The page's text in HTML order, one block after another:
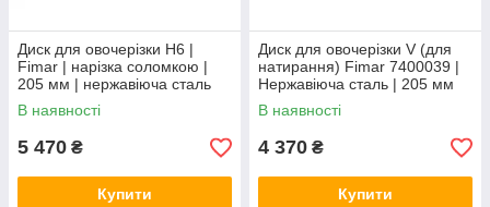
Диск для овочерізки H6 |
Fimar | нарізка соломкою |
205 мм | нержавіюча сталь
В наявності
5 470 ₴
Купити
Диск для овочерізки V (для
натирання) Fimar 7400039 |
Нержавіюча сталь | 205 мм
В наявності
4 370 ₴
Купити